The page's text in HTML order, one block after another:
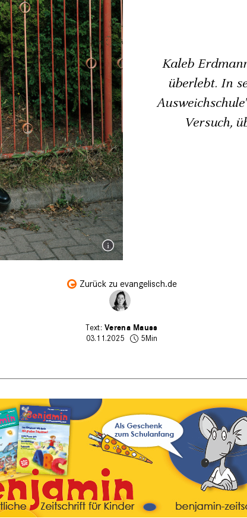
Kaleb
überlebt. In
Versuch,
Zurück zu evangelisch.de
Verena Mauss
03.11.2025
5Min